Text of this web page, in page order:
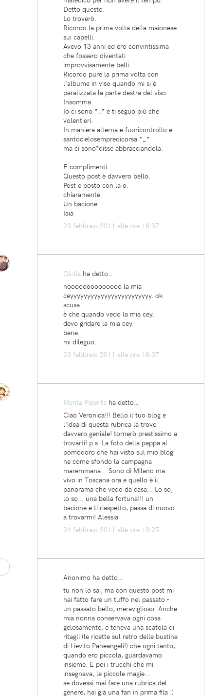
Detto questo.
Lo troverò.
Ricordo la prima volta della maionese
sui capelli.
Avevo 13 anni ed ero convintissima
che fossero diventati
improvvisamente belli.
Ricordo pure la prima volta con
l'albume in viso quando mi si è
paralizzata la parte destra del viso.
Insomma
Io ci sono *_* e ti seguo più che
volentieri.
In maniera alterna e fuoricontrollo e
santocielosempredicorsa *_*
ma ci sono*disse abbracciandola.
E complimenti.
Questo post è davvero bello.
Post e posto con la o.
chiaramente.
Un bacione
Iaia
23 febbraio 2011 alle ore 18:37
Giulia ha detto…
noooooooooooooo la mia
ceyyyyyyyyyyyyyyyyyyyyyyyy. ok
scusa.
è che quando vedo la mia cey.
devo gridare la mia cey.
bene.
mi dileguo.
23 febbraio 2011 alle ore 18:37
Menta Piperita ha detto…
Ciao Veronica!!! Bello il tuo blog e
l'idea di questa rubrica la trovo
davvero geniale! tornerò prestissimo a
trovarti! p.s. La foto della pappa al
pomodoro che hai visto sul mio blog
ha come sfondo la campagna
maremmana... Sono di Milano ma
vivo in Toscana ora e quello è il
panorama che vedo da casa... Lo so,
lo so... una bella fortuna!!! un
bacione e ti riaspetto, passa di nuovo
a trovarmi! Alessia
24 febbraio 2011 alle ore 13:25
Anonimo ha detto…
tu non lo sai, ma con questo post mi
hai fatto fare un tuffo nel passato -
un passato bello, meraviglioso. Anche
mia nonna conservava ogni cosa
gelosamente, e teneva una scatola di
ritagli (le ricette sul retro delle bustine
di Lievito Paneangeli!) che ogni tanto,
quando ero piccola, guardavamo
insieme. E poi i trucchi che mi
insegnava, le piccole magie...
se dovessi mai fare una rubrica del
genere, hai già una fan in prima fila :)